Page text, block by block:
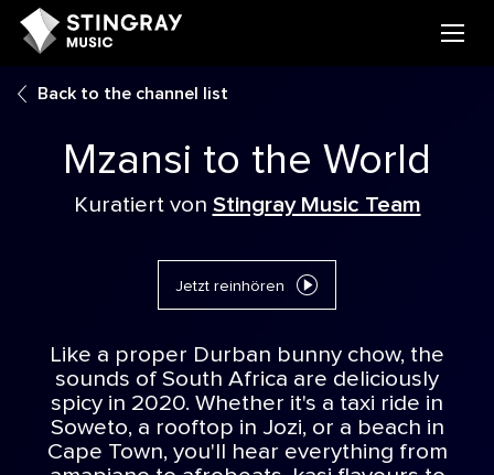
Back to the channel list
Mzansi to the World
Kuratiert von Stingray Music Team
Jetzt reinhören
Like a proper Durban bunny chow, the
sounds of South Africa are deliciously
spicy in 2020. Whether it's a taxi ride in
Soweto, a rooftop in Jozi, or a beach in
Cape Town, you'll hear everything from